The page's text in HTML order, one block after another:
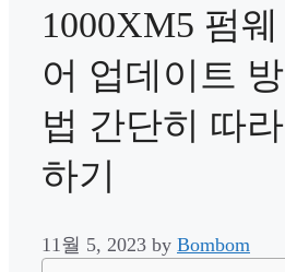
1000XM5 펌웨
어 업데이트 방
법 간단히 따라
하기
11월 5, 2023 by Bombom